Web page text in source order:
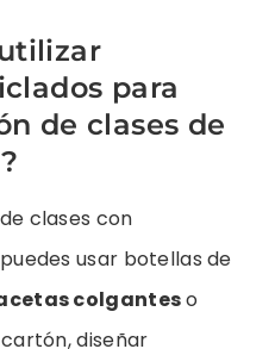
para
de clases de
clases con
usar botellas de
colganteso
diseñar